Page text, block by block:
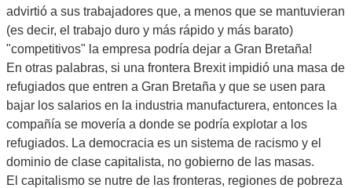
advirtió a sus trabajadores que, a menos que se mantuvieran
(es decir, el trabajo duro y más rápido y más barato)
"competitivos" la empresa podría dejar a Gran Bretaña!
En otras palabras, si una frontera Brexit impidió una masa de
refugiados que entren a Gran Bretaña y que se usen para
bajar los salarios en la industria manufacturera, entonces la
compañía se movería a donde se podría explotar a los
refugiados. La democracia es un sistema de racismo y el
dominio de clase capitalista, no gobierno de las masas.
El capitalismo se nutre de las fronteras, regiones de pobreza